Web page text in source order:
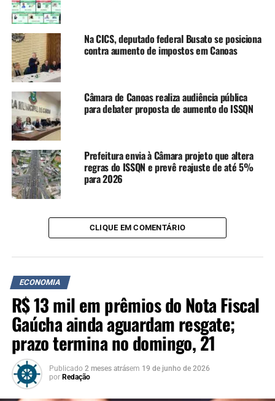
Na CICS, deputado federal Busato se posiciona
contra aumento de impostos em Canoas
Câmara de Canoas realiza audiência pública
para debater proposta de aumento do ISSQN
Prefeitura envia à Câmara projeto que altera
regras do ISSQN e prevê reajuste de até 5%
para 2026
CLIQUE EM COMENTÁRIO
ECONOMIA
R$ 13 mil em prêmios do Nota Fiscal
Gaúcha ainda aguardam resgate;
prazo termina no domingo, 21
Publicado 2 meses atrásem 19 de junho de 2026
por Redação